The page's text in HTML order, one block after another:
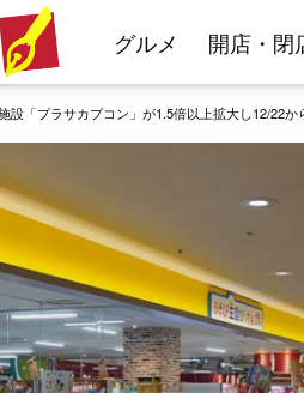
グルメ 開店・閉
設「プラサカプコン」が1.5倍以上拡大し12/22か